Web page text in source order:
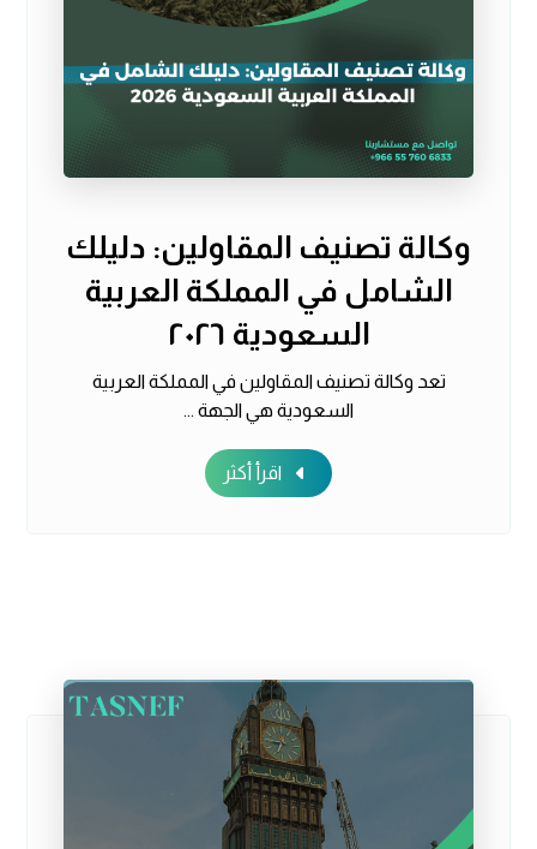
وكالة تصنيف المقاولين: دليلك
الشامل في المملكة العربية
السعودية ٢٠٢٦
تعد وكالة تصنيف المقاولين في المملكة العربية
السعودية هي الجهة ...
اقرأ أكثر